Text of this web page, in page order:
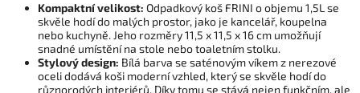
Kompaktní velikost: Odpadkový koš FRINI o objemu 1,5L se
skvěle hodí do malých prostor, jako je kancelář, koupelna
nebo kuchyně. Jeho rozměry 11,5 x 11,5 x 16 cm umožňují
snadné umístění na stole nebo toaletním stolku.
Stylový design: Bílá barva se saténovým víkem z nerezové
oceli dodává koši moderní vzhled, který se skvěle hodí do
různorodých interiérů. Díky tomu se stává nejen funkčním, ale